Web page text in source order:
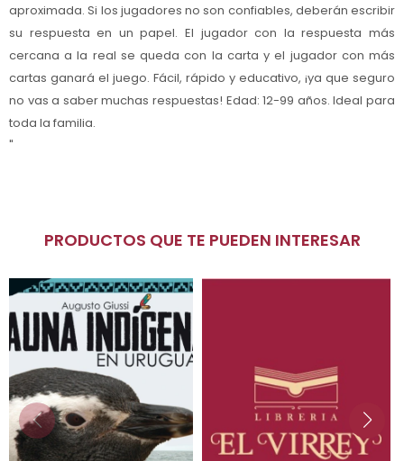
aproximada. Si los jugadores no son confiables, deberán escribir
su respuesta en un papel. El jugador con la respuesta más
cercana a la real se queda con la carta y el jugador con más
cartas ganará el juego. Fácil, rápido y educativo, ¡ya que seguro
no vas a saber muchas respuestas! Edad: 12-99 años. Ideal para
toda la familia.
"
PRODUCTOS QUE TE PUEDEN INTERESAR